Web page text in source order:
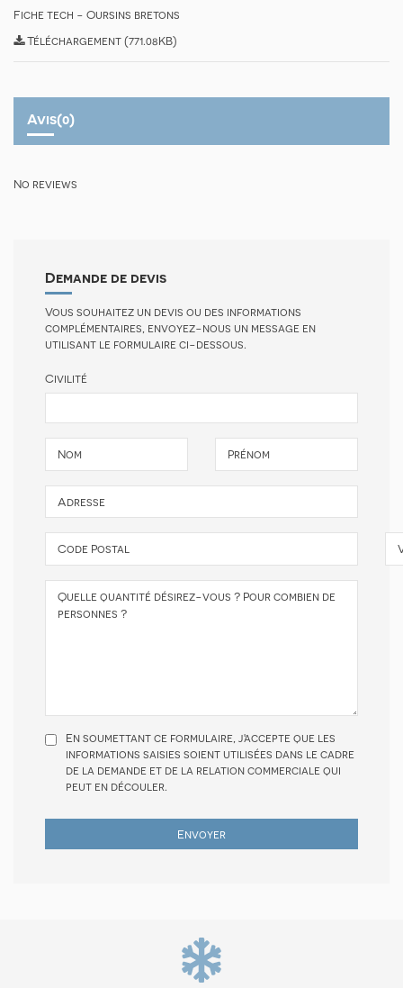
Fiche tech - Oursins bretons
Téléchargement (771.08KB)
Avis(0)
No reviews
Demande de devis
Vous souhaitez un devis ou des informations
complémentaires, envoyez-nous un message en
utilisant le formulaire ci-dessous.
Civilité
En soumettant ce formulaire, j'accepte que les
informations saisies soient utilisées dans le cadre
de la demande et de la relation commerciale qui
peut en découler.
Envoyer